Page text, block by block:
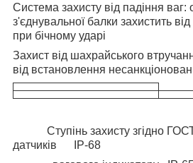
Система захисту від падіння ваг:
з'єднувальної балки захистить
при бічному ударі
Захист від шахрайського
від встановлення
Ступінь захисту згідно
датчиків IP-68